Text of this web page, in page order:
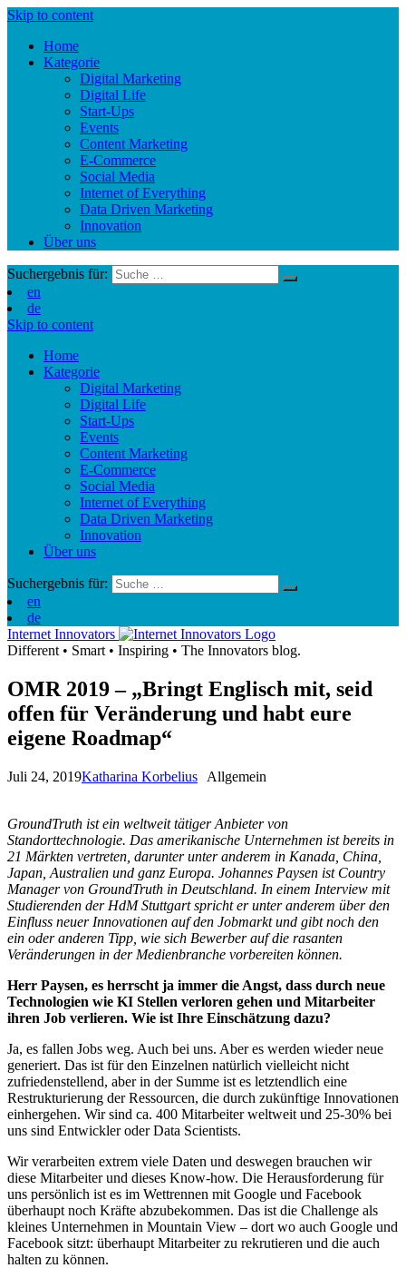
Skip to content
Home
Kategorie
Digital Marketing
Digital Life
Start-Ups
Events
Content Marketing
E-Commerce
Social Media
Internet of Everything
Data Driven Marketing
Innovation
Über uns
Suchergebnis für:
en
de
Skip to content
Home
Kategorie
Digital Marketing
Digital Life
Start-Ups
Events
Content Marketing
E-Commerce
Social Media
Internet of Everything
Data Driven Marketing
Innovation
Über uns
Suchergebnis für:
en
de
Internet Innovators
Different • Smart • Inspiring • The Innovators blog.
OMR 2019 – „Bringt Englisch mit, seid
offen für Veränderung und habt eure
eigene Roadmap“
Juli 24, 2019Katharina Korbelius Allgemein
GroundTruth ist ein weltweit tätiger Anbieter von
Standorttechnologie. Das amerikanische Unternehmen ist bereits in
21 Märkten vertreten, darunter unter anderem in Kanada, China,
Japan, Australien und ganz Europa. Johannes Paysen ist Country
Manager von GroundTruth in Deutschland. In einem Interview mit
Studierenden der HdM Stuttgart spricht er unter anderem über den
Einfluss neuer Innovationen auf den Jobmarkt und gibt noch den
ein oder anderen Tipp, wie sich Bewerber auf die rasanten
Veränderungen in der Medienbranche vorbereiten können.
Herr Paysen, es herrscht ja immer die Angst, dass durch neue
Technologien wie KI Stellen verloren gehen und Mitarbeiter
ihren Job verlieren. Wie ist Ihre Einschätzung dazu?
Ja, es fallen Jobs weg. Auch bei uns. Aber es werden wieder neue
generiert. Das ist für den Einzelnen natürlich vielleicht nicht
zufriedenstellend, aber in der Summe ist es letztendlich eine
Restrukturierung der Ressourcen, die durch zukünftige Innovationen
einhergehen. Wir sind ca. 400 Mitarbeiter weltweit und 25-30% bei
uns sind Entwickler oder Data Scientists.
Wir verarbeiten extrem viele Daten und deswegen brauchen wir
diese Mitarbeiter und dieses Know-how. Die Herausforderung für
uns persönlich ist es im Wettrennen mit Google und Facebook
überhaupt noch Kräfte abzubekommen. Das ist die Challenge als
kleines Unternehmen in Mountain View – dort wo auch Google und
Facebook sitzt: überhaupt Mitarbeiter zu rekrutieren und die auch
halten zu können.